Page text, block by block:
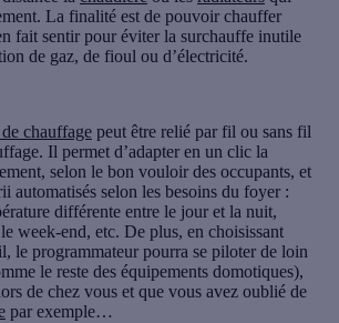
La finalité est de pouvoir chauffer
fait sentir pour éviter la surchauffe inutile
de gaz, de fioul ou d’électricité.
chauffage peut être relié par fil ou sans fil
Il permet d’adapter en un clic la
selon le bon vouloir des occupants, et
automatisés selon les besoins du foyer :
différente entre le jour et la nuit,
week-end, etc. De plus, en choisissant
le programmateur pourra se piloter de loin
le reste des équipements domotiques),
de chez vous et que vous avez oublié de
par exemple…